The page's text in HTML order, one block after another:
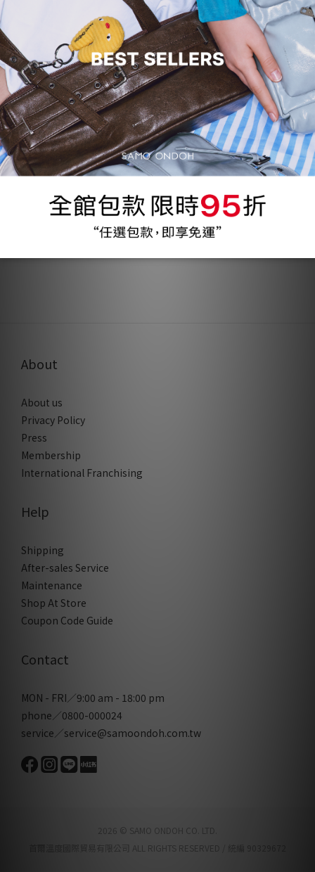
About
About us
Privacy Policy
Press
Membership
International Franchising
Help
Shipping
After-sales Service
Maintenance
Shop At Store
Coupon Code Guide
Contact
MON - FRI／9:00 am - 18:00 pm
phone／0800-000024
service／service@samoondoh.com.tw
2026 © SAMO ONDOH CO. LTD.
首爾溫度國際貿易有限公司 ALL RIGHTS RESERVED / 統編 90329672